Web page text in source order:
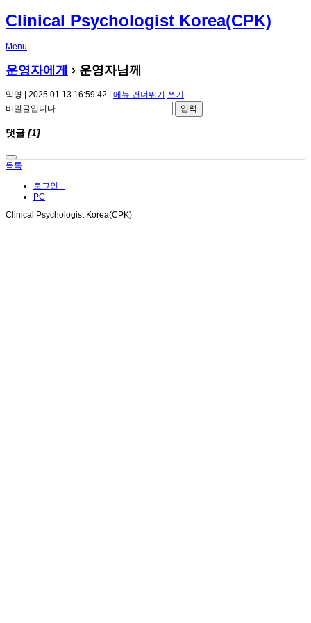
Clinical Psychologist Korea(CPK)
Menu
운영자에게 › 운영자님께
익명 | 2025.01.13 16:59:42 | 메뉴 건너뛰기
쓰기
비밀글입니다.
댓글 [1]
목록
로그인...
PC
Clinical Psychologist Korea(CPK)